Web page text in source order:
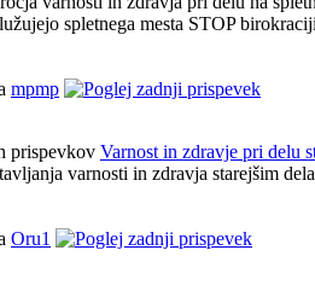
spletnega mesta STOP
mpmp
Varnost in zdravje pri delu
varnosti in zdravja starejšim
Oru1